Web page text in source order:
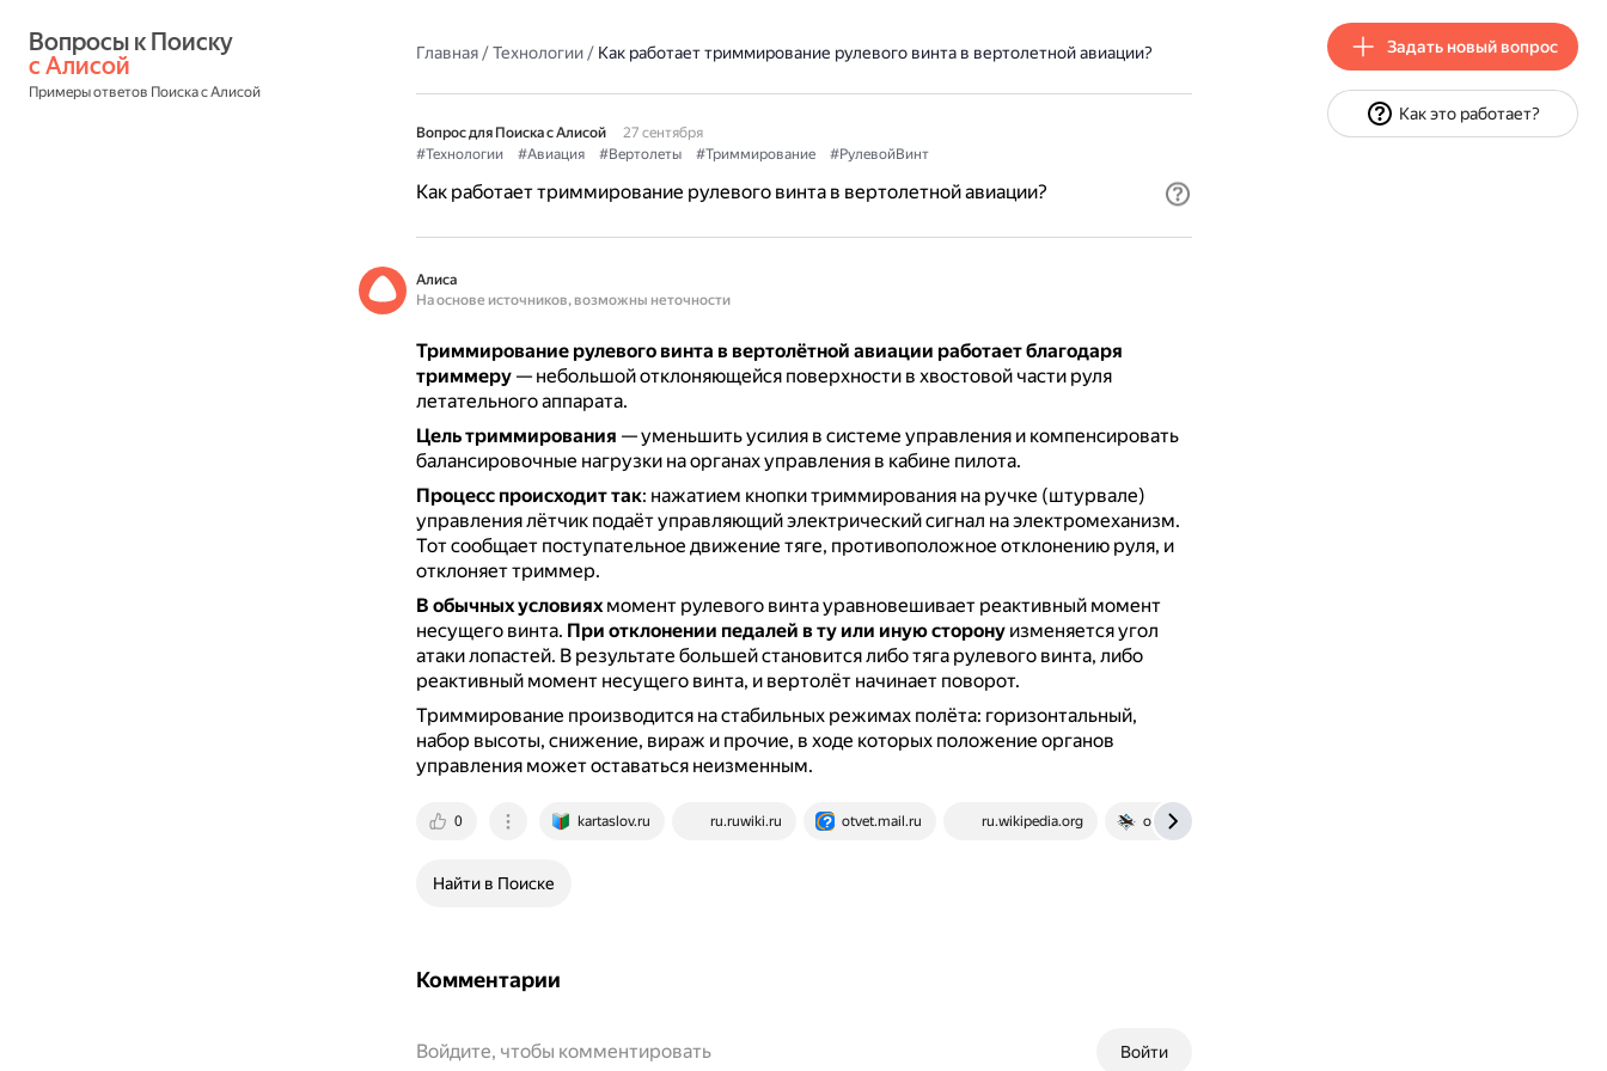
с Алисой
Примеры ответов Поиска с Алисой
Главная/Технологии/ Как работает триммирование рулевого винта в вертолетной авиации?
Вопрос для Поиска с Алисой
27 сентября
#Технологии
#Авиация #Вертолеты #Триммирование #РулевойВинт
Как работает триммирование рулевого винта в вертолетной авиации?
Алиса
На основе источников, возможны неточности
Триммирование рулевого винта в вертолётной авиации работает благодаря
триммеру— небольшой отклоняющейся поверхности в хвостовой части руля
летательного аппарата.
Цель триммирования — уменьшить усилия в системе управления и компенсировать
балансировочные нагрузки на органах управления в кабине пилота.
Процесс происходит так: нажатием кнопки триммирования на ручке (штурвале)
управления лётчик подаёт управляющий электрический сигнал на электромеханизм.
Тот сообщает поступательное движение тяге, противоположное отклонению руля, и
отклоняет триммер.
В обычных условияхмомент рулевого винта уравновешивает реактивный момент
несущего винта. При отклонении педалей в ту или иную сторонуизменяется угол
атаки лопастей. В результате большей становится либо тяга рулевого винта, либо
реактивный момент несущего винта, и вертолёт начинает поворот.
Триммирование производится на стабильных режимах полёта: горизонтальный,
набор высоты, снижение, вираж и прочие, в ходе которых положение органов
управления может оставаться неизменным.
0 kartaslov.ru ru.ruwiki.ru otvet.mail.ru ru.wikipedia.org old-wiki.warthunder.ru
Найти в Поиске
Комментарии
Войти
Войдите, чтобы комментировать
Задать новый вопрос
Как это работает?